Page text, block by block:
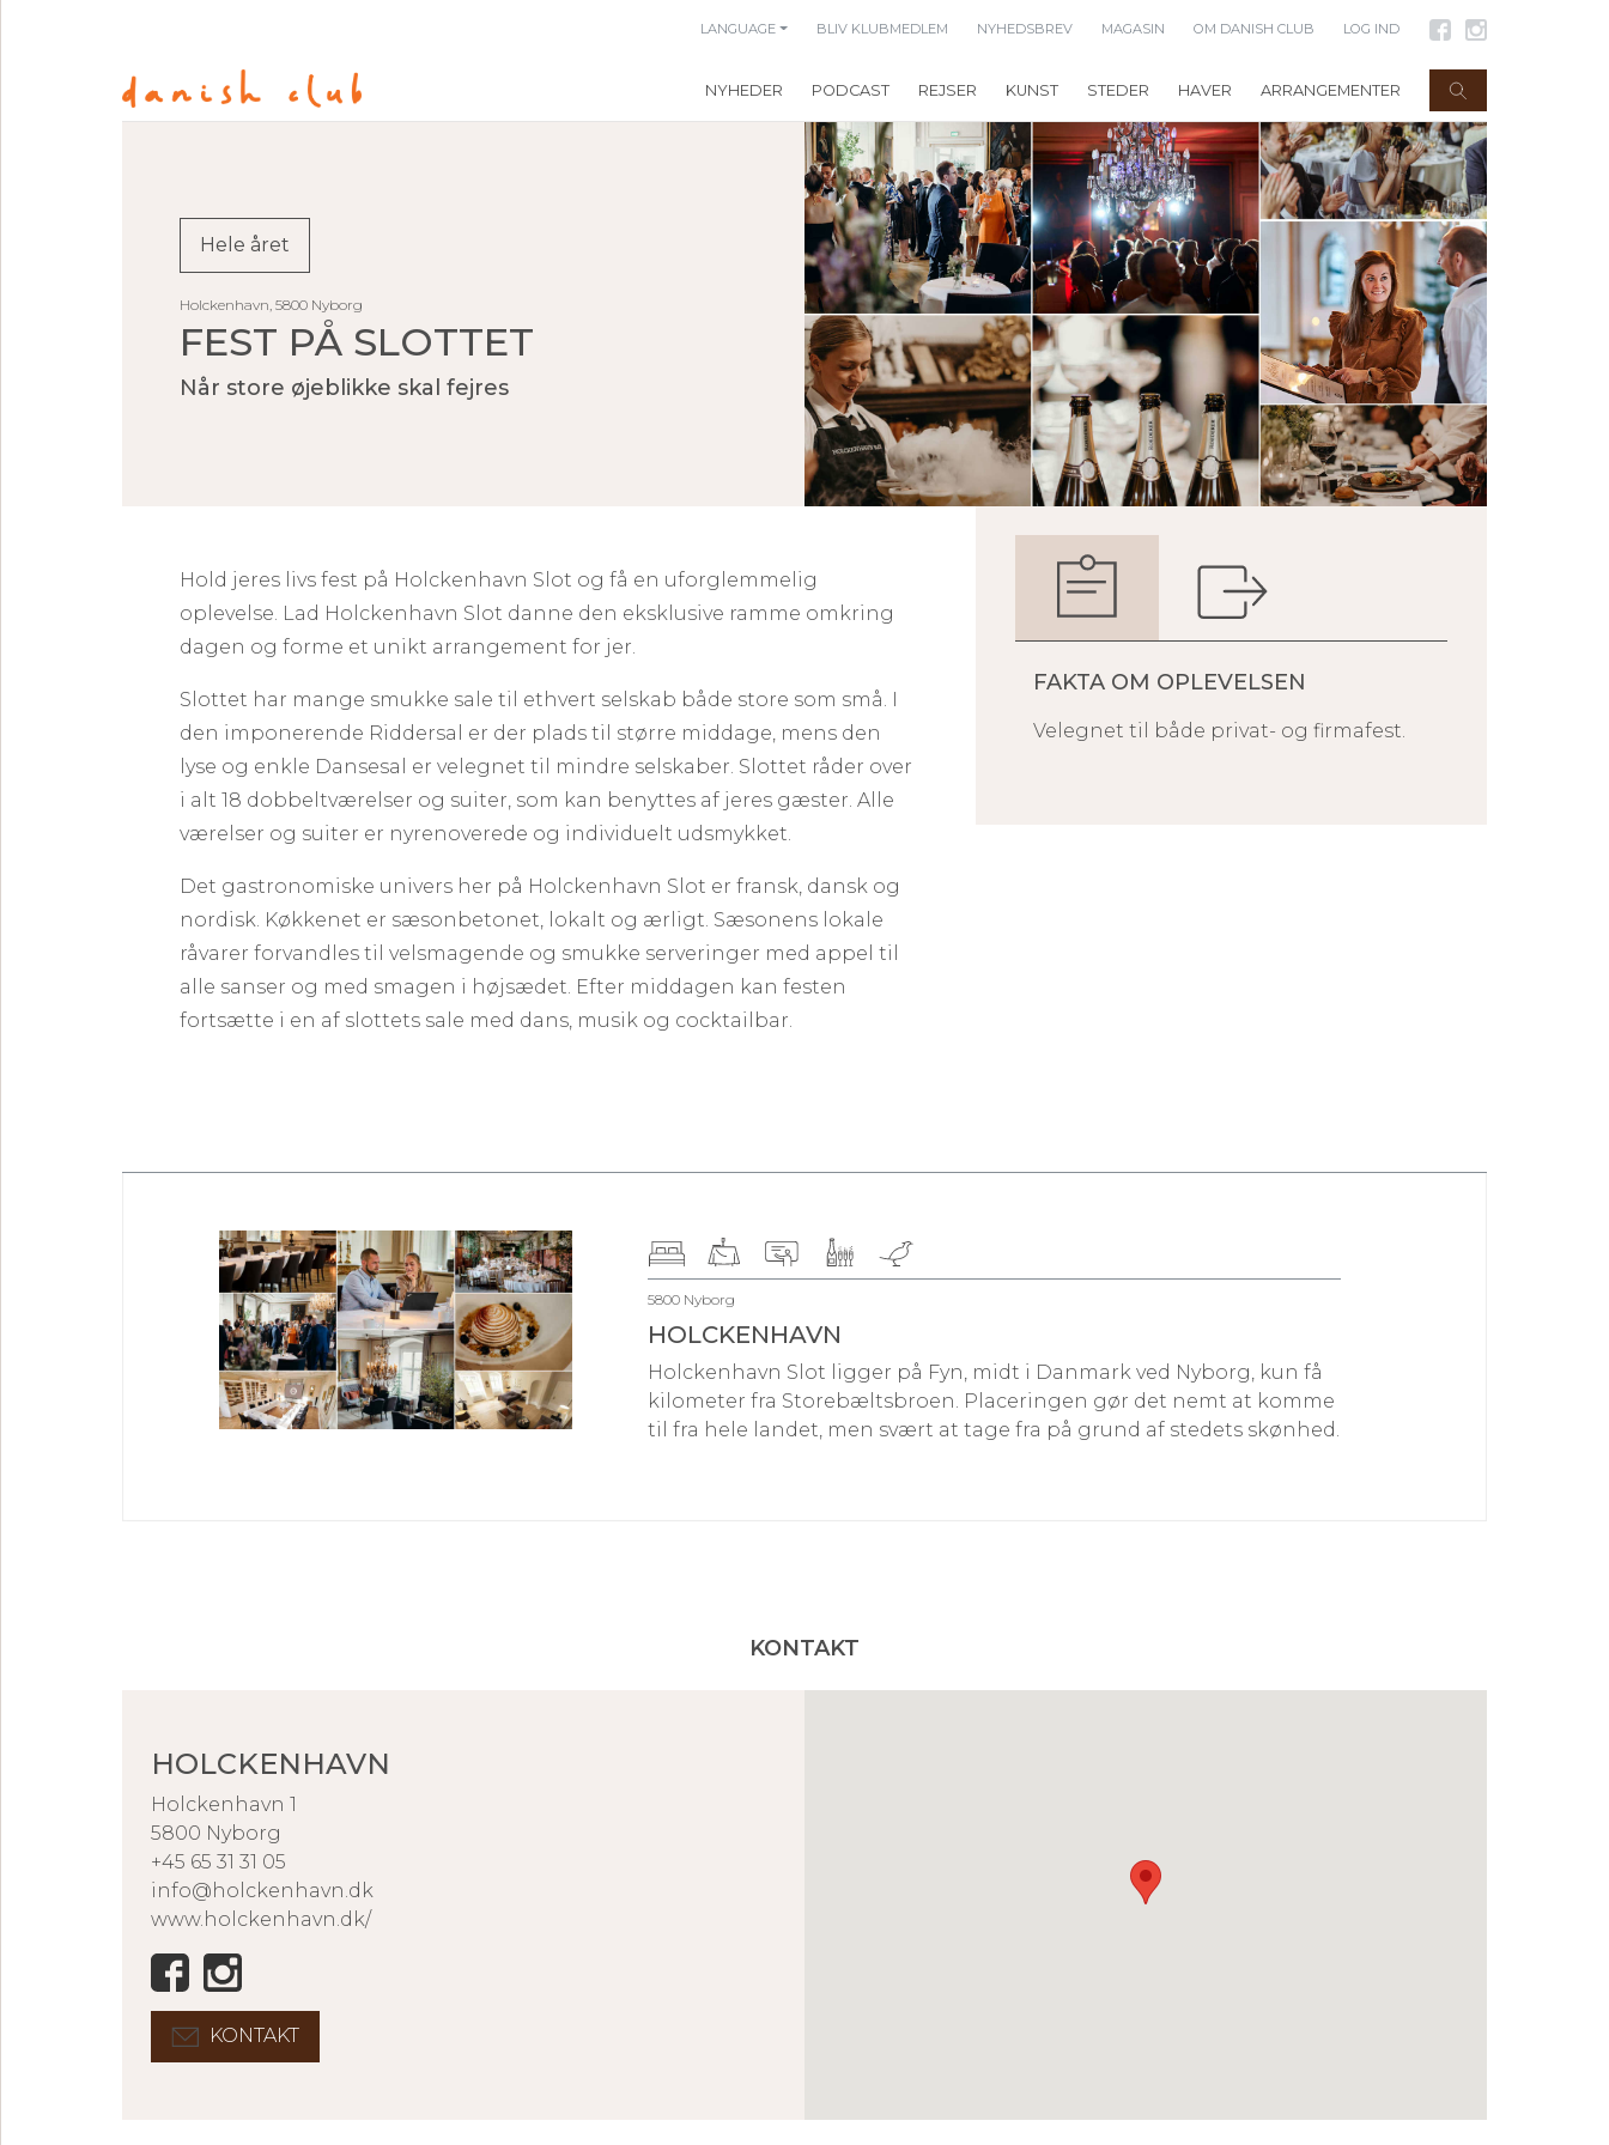
LANGUAGE BLIV KLUBMEDLEM NYHEDSBREV MAGASIN OM DANISH CLUB LOG IND
NYHEDER PODCAST REJSER KUNST STEDER HAVER ARRANGEMENTER
Hele året
Holckenhavn, 5800 Nyborg
FEST PÅ SLOTTET
Når store øjeblikke skal fejres
Hold jeres livs fest på Holckenhavn Slot og få en uforglemmelig
oplevelse. Lad Holckenhavn Slot danne den eksklusive ramme omkring
dagen og forme et unikt arrangement for jer.
Slottet har mange smukke sale til ethvert selskab både store som små. I
den imponerende Riddersal er der plads til større middage, mens den
lyse og enkle Dansesal er velegnet til mindre selskaber. Slottet råder over
i alt 18 dobbeltværelser og suiter, som kan benyttes af jeres gæster. Alle
værelser og suiter er nyrenoverede og individuelt udsmykket.
Det gastronomiske univers her på Holckenhavn Slot er fransk, dansk og
nordisk. Køkkenet er sæsonbetonet, lokalt og ærligt. Sæsonens lokale
råvarer forvandles til velsmagende og smukke serveringer med appel til
alle sanser og med smagen i højsædet. Efter middagen kan festen
fortsætte i en af slottets sale med dans, musik og cocktailbar.
FAKTA OM OPLEVELSEN
Velegnet til både privat- og firmafest.
5800 Nyborg
HOLCKENHAVN
Holckenhavn Slot ligger på Fyn, midt i Danmark ved Nyborg, kun få
kilometer fra Storebæltsbroen. Placeringen gør det nemt at komme
til fra hele landet, men svært at tage fra på grund af stedets skønhed.
KONTAKT
HOLCKENHAVN
Holckenhavn 1
5800 Nyborg
+45 65 31 31 05
info@holckenhavn.dk
www.holckenhavn.dk/
KONTAKT